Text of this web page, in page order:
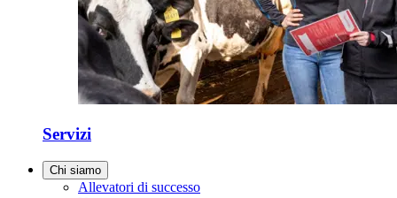
Servizi
Chi siamo
Allevatori di successo